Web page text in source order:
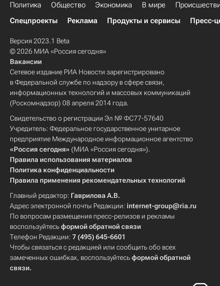
Политика Общество Экономика В мире
Спецпроекты
Реклама Продукты и сервисы Пресс-
Версия 2023.1 Beta
© 2026 МИА «Россия сегодня»
Вакансии
Сетевое издание РИА Новости зарегистрировано
в Федеральной службе по надзору в сфере связи,
информационных технологий и массовых коммуникаций
(Роскомнадзор) 08 апреля 2014 года.
Свидетельство о регистрации Эл № ФС77-57640
Учредитель: Федеральное государственное унитарное
предприятие Международное информационное агентство
«Россия сегодня» (МИА «Россия сегодня»).
Правила использования материалов
Политика конфиденциальности
Правила применения рекомендательных технологий
Главный редактор: Гаврилова А.В.
Адрес электронной почты Редакции: internet-group@ria.ru
По вопросам размещения пресс-релизов и рекламы
воспользуйтесьформой обратной связи
Телефон Редакции: 7 (495) 645-6601
Чтобы связаться с редакцией или сообщить обо всех
замеченных ошибках, воспользуйтесьформой обратной
связи.